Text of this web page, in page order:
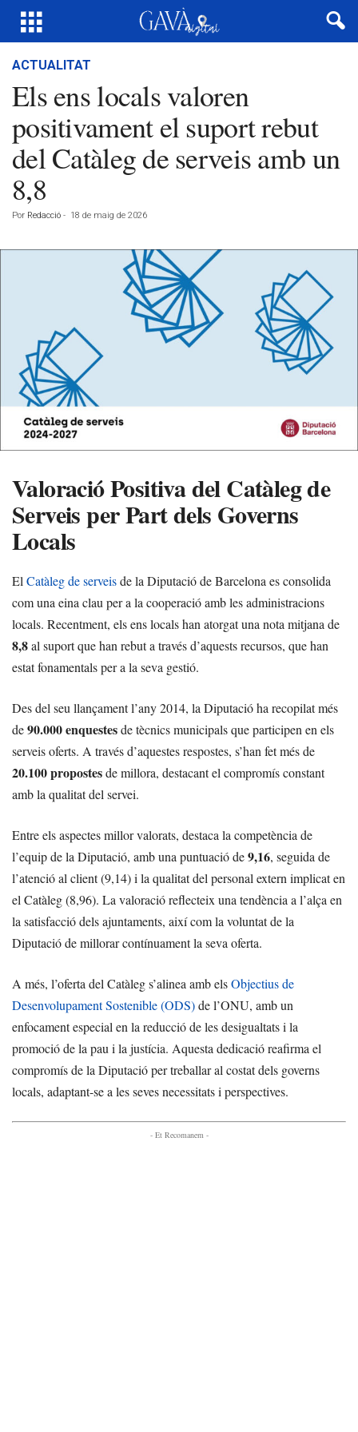
ACTUALITAT
Els ens locals valoren
positivament el suport rebut
del Catàleg de serveis amb un
8,8
Por Redacció - 18 de maig de 2026
Valoració Positiva del Catàleg de
Serveis per Part dels Governs
Locals
El Catàleg de serveisde la Diputació de Barcelona es consolida
com una eina clau per a la cooperació amb les administracions
locals. Recentment, els ens locals han atorgat una nota mitjana de
8,8al suport que han rebut a través d’aquests recursos, que han
estat fonamentals per a la seva gestió.
Des del seu llançament l’any 2014, la Diputació ha recopilat més
de90.000 enquestesde tècnics municipals que participen en els
serveis oferts. A través d’aquestes respostes, s’han fet més de
20.100 propostesde millora, destacant el compromís constant
amb la qualitat del servei.
Entre els aspectes millor valorats, destaca la competència de
l’equip de la Diputació, amb una puntuació de9,16, seguida de
l’atenció al client (9,14) i la qualitat del personal extern implicat en
el Catàleg (8,96). La valoració reflecteix una tendència a l’alça en
la satisfacció dels ajuntaments, així com la voluntat de la
Diputació de millorar contínuament la seva oferta.
A més, l’oferta del Catàleg s’alinea amb elsObjectius de
Desenvolupament Sostenible (ODS)de l’ONU, amb un
enfocament especial en la reducció de les desigualtats i la
promoció de la pau i la justícia. Aquesta dedicació reafirma el
compromís de la Diputació per treballar al costat dels governs
locals, adaptant-se a les seves necessitats i perspectives.
- Et Recomanem -